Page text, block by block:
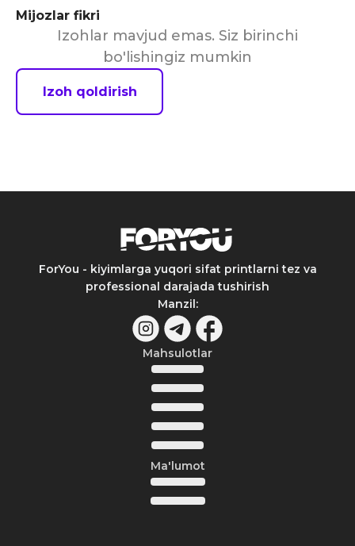
Mijozlar fikri
Izohlar mavjud emas. Siz birinchi
bo'lishingiz mumkin
Izoh qoldirish
ForYou - kiyimlarga yuqori sifat printlarni tez va
professional darajada tushirish
Manzil:
Mahsulotlar
Ma'lumot